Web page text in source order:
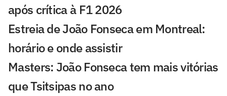
após crítica à F1 2026
Estreia de João Fonseca em Montreal:
horário e onde assistir
Masters: João Fonseca tem mais vitórias
que Tsitsipas no ano